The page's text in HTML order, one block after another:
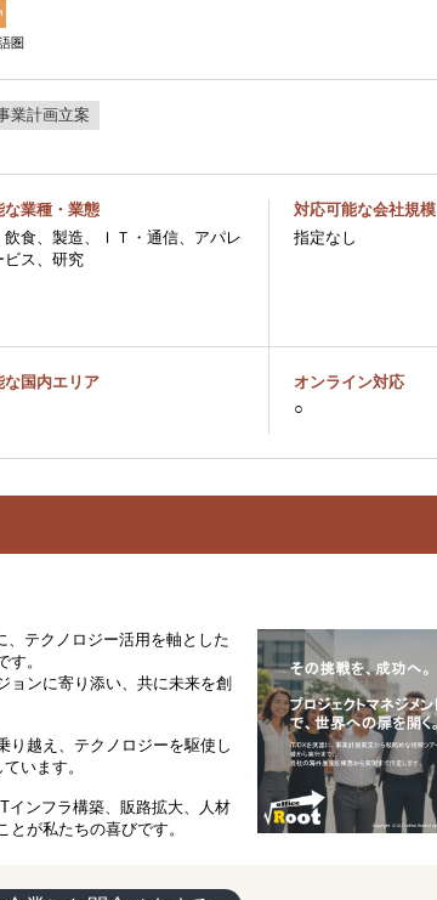
圏
業計画立案
な業種・業態
飲食、製造、ＩＴ・通信、アパレ
ビス、研究
対応可能な会社規模
指定なし
な国内エリア
オンライン対応
○
テクノロジー活用を軸とした
。
ョンに寄り添い、共に未来を創
り越え、テクノロジーを駆使し
います。
インフラ構築、販路拡大、人材
が私たちの喜びです。